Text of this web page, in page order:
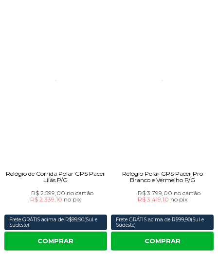
Relógio de Corrida Polar GPS Pacer
Lilás P/G
R$ 2.599,00 no cartão
R$ 2.339,10 no pix
Frete GRÁTIS acima de R$99,90(Sul e
Sudeste)
COMPRAR
Relógio Polar GPS Pacer Pro
Branco e Vermelho P/G
R$ 3.799,00 no cartão
R$ 3.419,10 no pix
Frete GRÁTIS acima de R$99,90(Sul e
Sudeste)
COMPRAR